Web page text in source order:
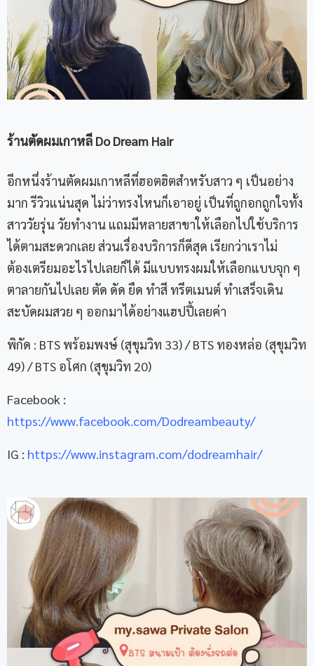
ร้านตัดผมเกาหลี Do Dream Hair
อีกหนึ่งร้านตัดผมเกาหลีที่ฮอตฮิตสำหรับสาว ๆ เป็นอย่าง
มาก รีวิวแน่นสุด ไม่ว่าทรงไหนก็เอาอยู่ เป็นที่ถูกอกถูกใจทั้ง
สาววัยรุ่น วัยทำงาน แถมมีหลายสาขาให้เลือกไปใช้บริการ
ได้ตามสะดวกเลย ส่วนเรื่องบริการก็ดีสุด เรียกว่าเราไม่
ต้องเตรียมอะไรไปเลยก็ได้ มีแบบทรงผมให้เลือกแบบจุก ๆ
ตาลายกันไปเลย ตัด ดัด ยืด ทำสี ทรีตเมนต์ ทำเสร็จเดิน
สะบัดผมสวย ๆ ออกมาได้อย่างแฮปปี้เลยค่า
พิกัด : BTS พร้อมพงษ์ (สุขุมวิท 33) / BTS ทองหล่อ (สุขุมวิท
49) / BTS อโศก (สุขุมวิท 20)
Facebook :
https://www.facebook.com/Dodreambeauty/
IG : https://www.instagram.com/dodreamhair/